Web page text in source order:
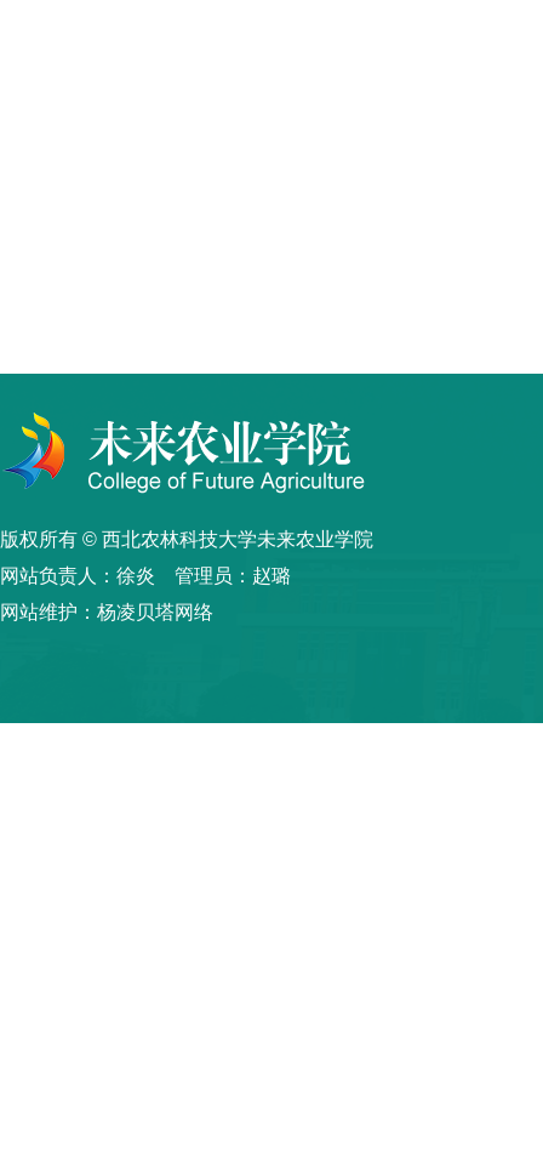
版权所有 © 西北农林科技大学未来农业学院
网站负责人：徐炎 管理员：赵璐
网站维护：杨凌贝塔网络